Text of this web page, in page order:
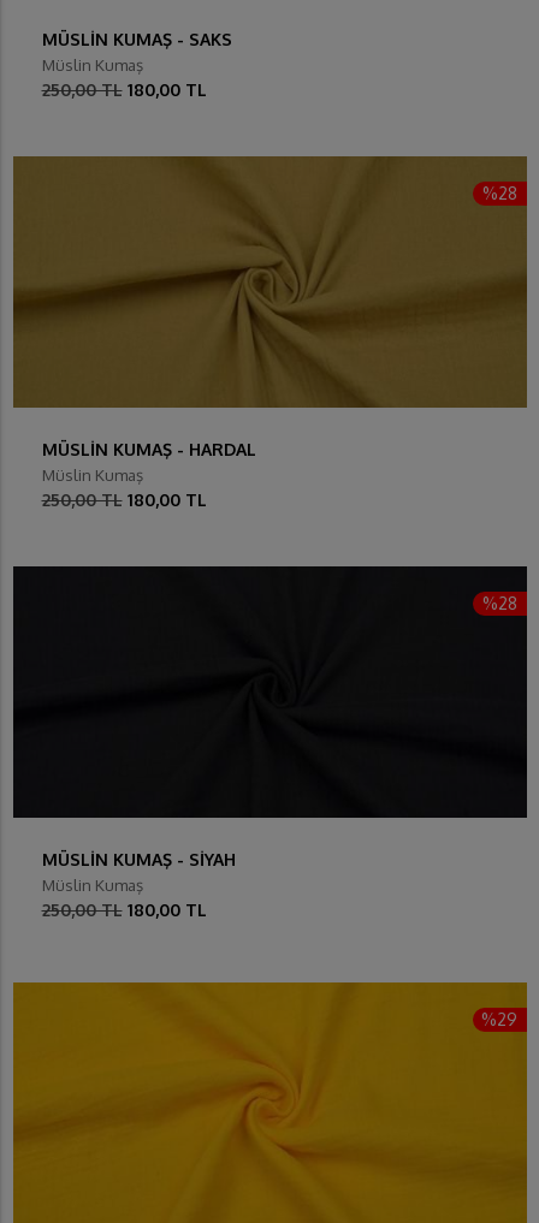
MÜSLİN KUMAŞ - SAKS
Müslin Kumaş
250,00 TL 180,00 TL
%28
MÜSLİN KUMAŞ - HARDAL
Müslin Kumaş
250,00 TL 180,00 TL
%28
MÜSLİN KUMAŞ - SİYAH
Müslin Kumaş
250,00 TL 180,00 TL
%29